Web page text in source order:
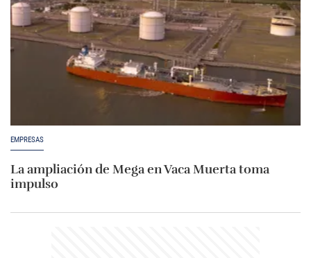
EMPRESAS
La ampliación de Mega en Vaca Muerta toma
impulso